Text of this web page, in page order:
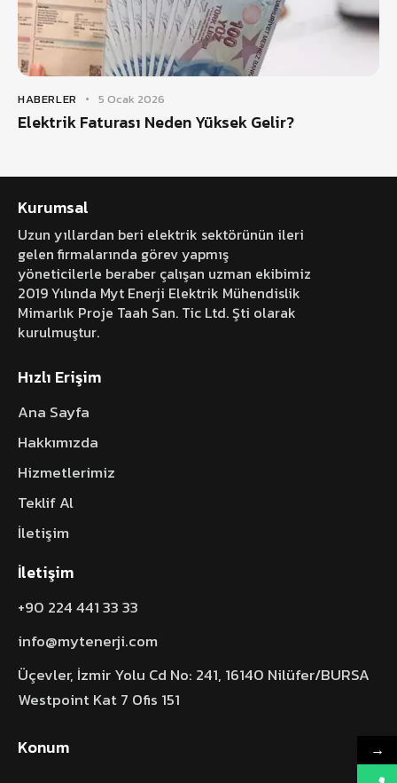
HABERLER 5 Ocak 2026
Elektrik Faturası Neden Yüksek Gelir?
Kurumsal
Uzun yıllardan beri elektrik sektörünün ileri
gelen firmalarında görev yapmış
yöneticilerle beraber çalışan uzman ekibimiz
2019 Yılında Myt Enerji Elektrik Mühendislik
Mimarlık Proje Taah San. Tic Ltd. Şti olarak
kurulmuştur.
Hızlı Erişim
Ana Sayfa
Hakkımızda
Hizmetlerimiz
Teklif Al
İletişim
İletişim
+90 224 441 33 33
info@mytenerji.com
Üçevler, İzmir Yolu Cd No: 241, 16140 Nilüfer/BURSA
Westpoint Kat 7 Ofis 151
Konum →